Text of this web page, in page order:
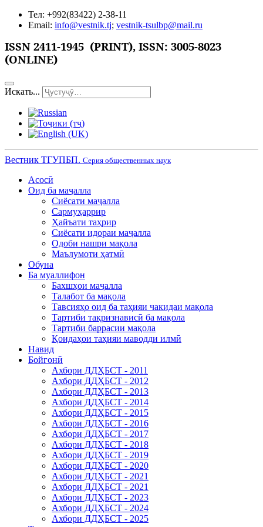
Тел: +992(83422) 2-38-11
Email: info@vestnik.tj; vestnik-tsulbp@mail.ru
ISSN 2411-1945 (PRINT), ISSN: 3005-8023
(ONLINE)
Искать...
Вестник ТГУПБП. Серия общественных наук
Асосӣ
Оид ба маҷалла
Сиёсати маҷалла
Сармуҳаррир
Ҳайъати таҳрир
Сиёсати идораи маҷалла
Одоби нашри мақола
Маълумоти ҳатмӣ
Обуна
Ба муаллифон
Бахшҳои маҷалла
Талабот ба мақола
Тавсияҳо оид ба таҳияи чакидаи мақола
Тартиби тақризнависӣ ба мақола
Тартиби баррасии мақола
Қоидаҳои таҳияи маводди илмӣ
Навид
Бойгонӣ
Ахбори ДДҲБСТ - 2011
Ахбори ДДҲБСТ - 2012
Ахбори ДДҲБСТ - 2013
Ахбори ДДҲБСТ - 2014
Ахбори ДДҲБСТ - 2015
Ахбори ДДҲБСТ - 2016
Ахбори ДДҲБСТ - 2017
Ахбори ДДҲБСТ - 2018
Ахбори ДДҲБСТ - 2019
Ахбори ДДҲБСТ - 2020
Ахбори ДДҲБСТ - 2021
Ахбори ДДҲБСТ - 2021
Ахбори ДДҲБСТ - 2023
Ахбори ДДҲБСТ - 2024
Ахбори ДДҲБСТ - 2025